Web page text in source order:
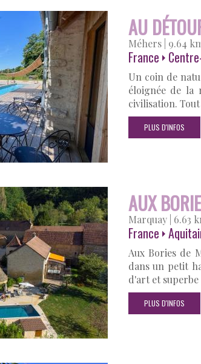
AU
Méhers 9.64
France
Un coin de
éloignée de la
civilisation.
PLUS D'INFOS
AUX
Marquay 6.63
France
Aux Bories de
dans un petit
d'art et
PLUS D'INFOS